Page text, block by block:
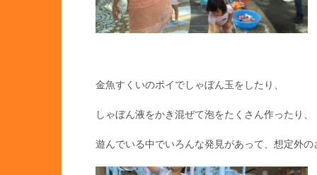
金魚すくいのポイでしゃぼん玉をしたり、
しゃぼん液をかき混ぜて泡をたくさん作ったり、
遊んでいる中でいろんな発見があって、想定外